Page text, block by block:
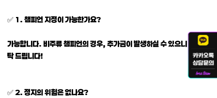
✅ 1. 챔피언 지정이 가능한가요?
가능합니다. 비주류 챔피언의 경우, 추가금이 발생하실 수 있으니 참고 부
탁 드립니다!
✅ 2. 정지의 위험은 없나요?